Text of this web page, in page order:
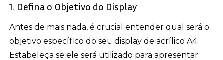
1. Defina o Objetivo do Display
Antes de mais nada, é crucial entender qual será o
objetivo específico do seu display de acrílico A4.
Estabeleça se ele será utilizado para apresentar